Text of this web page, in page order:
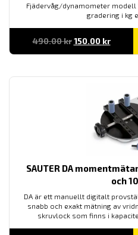
Fjädervåg/dynamometer modell
gradering i kg
490.00kr Det
ursprungliga
priset
150.00 krDet
priset
SAUTER DA
och
DA är ett manuellt digitalt
snabb och exakt mätning av
skruvlock som finns i